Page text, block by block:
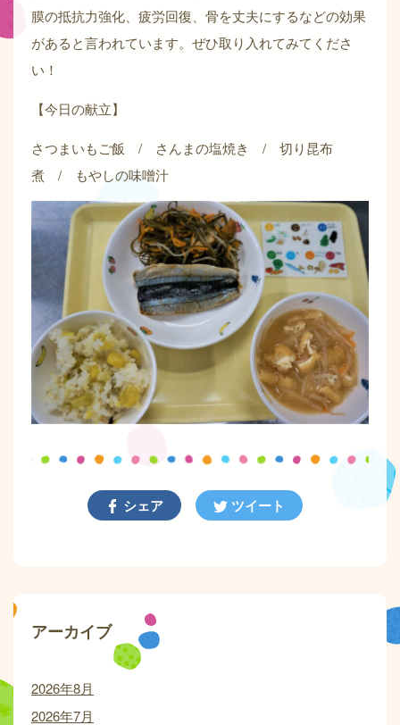
膜の抵抗力強化、疲労回復、骨を丈夫にするなどの効果
があると言われています。ぜひ取り入れてみてくださ
い！
【今日の献立】
さつまいもご飯 / さんまの塩焼き / 切り昆布
煮 / もやしの味噌汁
シェア ツイート
アーカイブ
2026年8月
2026年7月